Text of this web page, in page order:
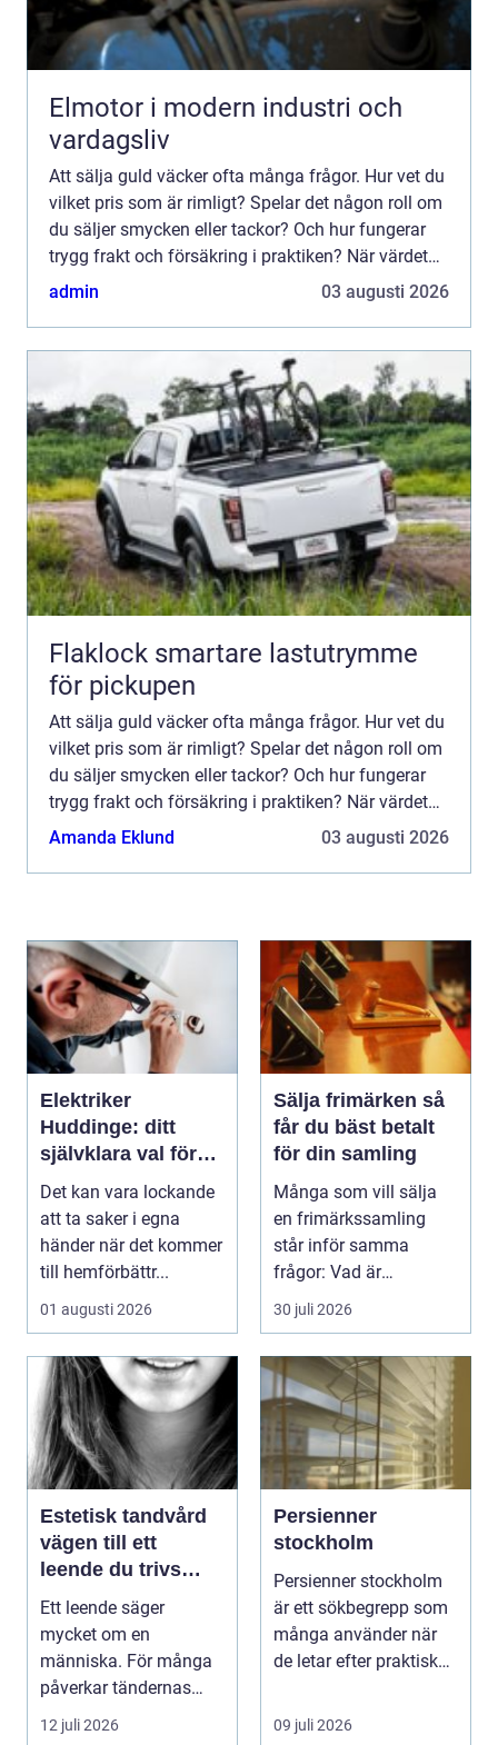
Elmotor i modern industri och
vardagsliv
Att sälja guld väcker ofta många frågor. Hur vet du
vilket pris som är rimligt? Spelar det någon roll om
du säljer smycken eller tackor? Och hur fungerar
trygg frakt och försäkring i praktiken? När värdet
på ädelmetaller rör sig snabbt blir kunskap e...
admin 03 augusti 2026
Flaklock smartare lastutrymme
för pickupen
Att sälja guld väcker ofta många frågor. Hur vet du
vilket pris som är rimligt? Spelar det någon roll om
du säljer smycken eller tackor? Och hur fungerar
trygg frakt och försäkring i praktiken? När värdet
på ädelmetaller rör sig snabbt blir kunskap e...
Amanda Eklund 03 augusti 2026
Elektriker
Huddinge: ditt
självklara val för
säker elinstallation
Det kan vara lockande
att ta saker i egna
händer när det kommer
till hemförbättr...
01 augusti 2026
Sälja frimärken så
får du bäst betalt
för din samling
Många som vill sälja
en frimärkssamling
står inför samma
frågor: Vad är
samlingen värd? Var
30 juli 2026
Estetisk tandvård
vägen till ett
leende du trivs
med
Ett leende säger
mycket om en
människa. För många
påverkar tändernas
utseende både
12 juli 2026
Persienner
stockholm
Persienner stockholm
är ett sökbegrepp som
många använder när
de letar efter praktiska
09 juli 2026